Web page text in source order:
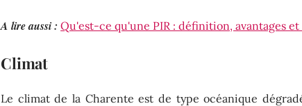
A lire aussi : Qu'est-ce qu'une PIR : définition, avantages et
Climat
Le climat de la Charente est de type océanique